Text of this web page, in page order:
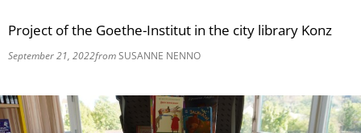
Project of the Goethe-Institut in the city library Konz
September 21, 2022fromSUSANNE NENNO